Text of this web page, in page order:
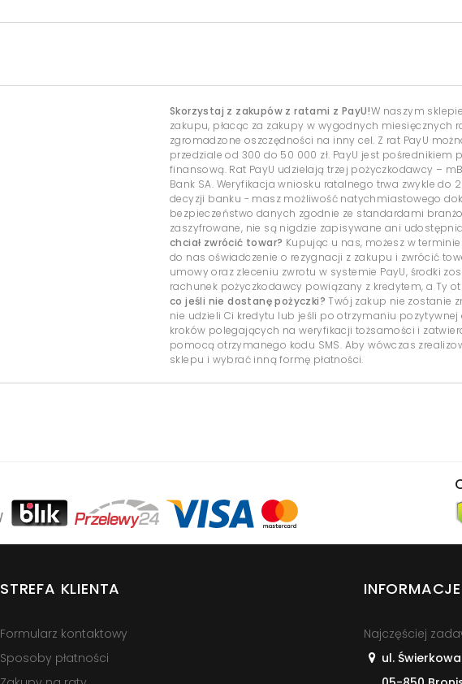
Skorzystaj z zakupów z ratami z PayU!W naszym
zakupu, płacąc za zakupy w wygodnych miesięcznych
zgromadzone oszczędności na inny cel. Z rat PayU
przedziale od 300 do 50 000 zł. PayU jest
finansową. Rat PayU udzielają trzej pożyczkodawcy –
Bank SA. Weryfikacja wniosku ratalnego trwa zwykle
decyzji banku - masz możliwość natychmiastowego
bezpieczeństwo danych zgodnie ze standardami
zaszyfrowane, nie są nigdzie zapisywane ani
chciał zwrócić towar? Kupując u nas, możesz w
do nas oświadczenie o rezygnacji z zakupu i zwrócić
umowy oraz zleceniu zwrotu w systemie PayU, środki
rachunek pożyczkodawcy powiązany z kredytem, a Ty
co jeśli nie dostanę pożyczki? Twój zakup nie zostanie
nie udzieli Ci kredytu lub jeśli po otrzymaniu
kroków polegających na weryfikacji tożsamości i
pomocą otrzymanego kodu SMS. Aby wówczas
sklepu i wybrać inną formę płatności.
STREFA KLIENTA
Formularz kontaktowy
Sposoby płatności
INFORMACJE
Najczęściej
ul. Świerkowa